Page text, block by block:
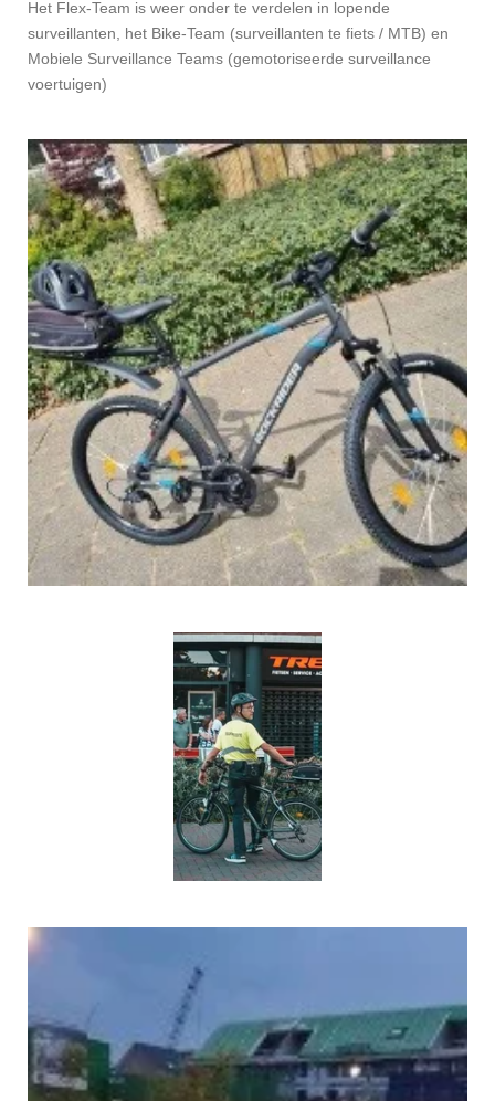
Het Flex-Team is weer onder te verdelen in lopende
surveillanten, het Bike-Team (surveillanten te fiets / MTB) en
Mobiele Surveillance Teams (gemotoriseerde surveillance
voertuigen)